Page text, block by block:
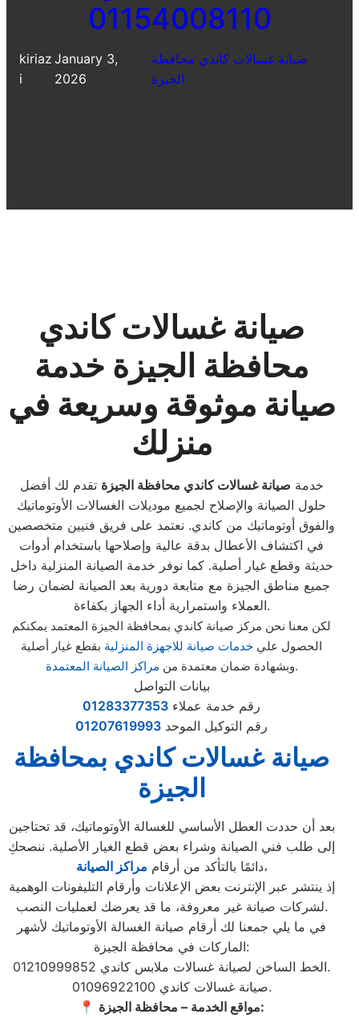
01154008110
kiriaz
i
January 3,
2026
صيانة غسالات كاندي محافظة
الجيزة
صيانة غسالات كاندي
محافظة الجيزة خدمة
صيانة موثوقة وسريعة في
منزلك
خدمة صيانة غسالات كاندي محافظة الجيزة تقدم لك أفضل
حلول الصيانة والإصلاح لجميع موديلات الغسالات الأوتوماتيك
والفوق أوتوماتيك من كاندي. نعتمد على فريق فنيين متخصصين
في اكتشاف الأعطال بدقة عالية وإصلاحها باستخدام أدوات
حديثة وقطع غيار أصلية. كما نوفر خدمة الصيانة المنزلية داخل
جميع مناطق الجيزة مع متابعة دورية بعد الصيانة لضمان رضا
العملاء واستمرارية أداء الجهاز بكفاءة.
لكن معنا نحن مركز صيانة كاندي بمحافظة الجيزة المعتمد يمكنكم
الحصول علي خدمات صيانة للاجهزة المنزلية بقطع غيار أصلية
وبشهادة ضمان معتمدة من مراكز الصيانة المعتمدة .
بيانات التواصل
رقم خدمة عملاء 01283377353
رقم التوكيل الموحد 01207619993
صيانة غسالات كاندي بمحافظة
الجيزة
بعد أن حددت العطل الأساسي للغسالة الأوتوماتيك، قد تحتاجين
إلى طلب فني الصيانة وشراء بعض قطع الغيار الأصلية. ننصحكِ
دائمًا بالتأكد من أرقام مراكز الصيانة
،
إذ ينتشر عبر الإنترنت بعض الإعلانات وأرقام التليفونات الوهمية
لشركات صيانة غير معروفة، ما قد يعرضك لعمليات النصب.
في ما يلي جمعنا لك أرقام صيانة الغسالة الأوتوماتيك لأشهر
الماركات في محافظة الجيزة:
الخط الساخن لصيانة غسالات ملابس كاندي 01210999852.
صيانة غسالات كاندي 01096922100.
📍
مواقع الخدمة – محافظة الجيزة: